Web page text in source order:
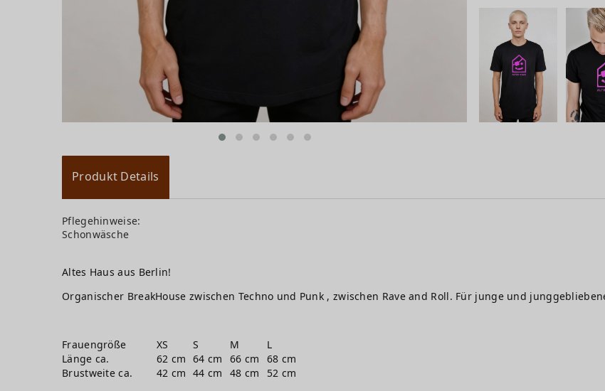
Produkt Details
Pflegehinweise:
Schonwäsche
Altes Haus aus Berlin!
Organischer BreakHouse zwischen Techno und Punk , zwischen Rave and Roll. Für junge und
Frauengröße XS S M
L
Länge ca.
62 cm 64 cm 66 cm
68 cm
Brustweite ca.
42 cm 44 cm 48 cm 52 cm